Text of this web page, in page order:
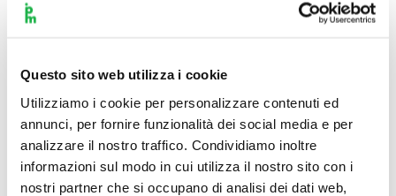
Questo sito web utilizza i cookie
Utilizziamo i cookie per personalizzare contenuti ed
annunci, per fornire funzionalità dei social media e per
analizzare il nostro traffico. Condividiamo inoltre
informazioni sul modo in cui utilizza il nostro sito con i
nostri partner che si occupano di analisi dei dati web,